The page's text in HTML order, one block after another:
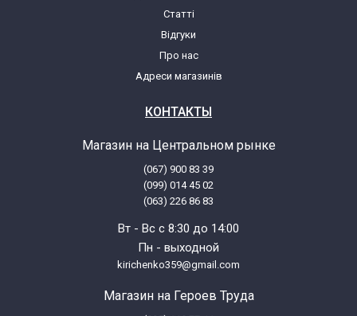
Статті
Відгуки
Про нас
Адреси магазинів
КОНТАКТЫ
Магазин на Центральном рынке
(067) 900 83 39
(099) 014 45 02
(063) 226 86 83
Вт - Вс с 8:30 до 14:00
Пн - выходной
kirichenko359@gmail.com
Магазин на Героев Труда